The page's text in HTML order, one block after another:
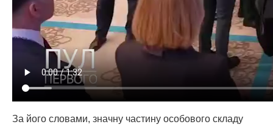
За його словами, значну частину особового складу